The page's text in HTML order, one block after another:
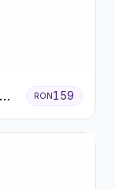
RON159